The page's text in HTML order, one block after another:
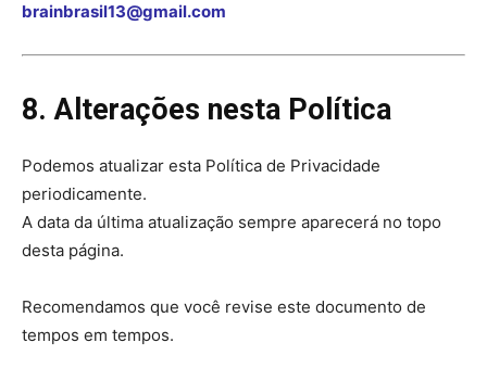
brainbrasil13@gmail.com
8. Alterações nesta Política
Podemos atualizar esta Política de Privacidade
periodicamente.
A data da última atualização sempre aparecerá no topo
desta página.
Recomendamos que você revise este documento de
tempos em tempos.